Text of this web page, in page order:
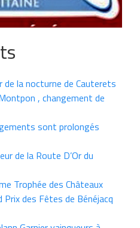
de la nocturne de Cauterets
, changement de
sont prolongés
de la Route D’Or du
Trophée des Châteaux
des Fêtes de Bénéjacq